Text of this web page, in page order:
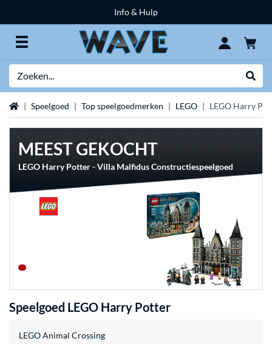
Info & Hulp
HomeSpeelgoed Top speelgoedmerken LEGO LEGO Harry
MEEST GEKOCHT
LEGO Harry Potter - Villa Malfidus Constructiespeelgoed
Speelgoed LEGO Harry Potter
LEGO Animal Crossing